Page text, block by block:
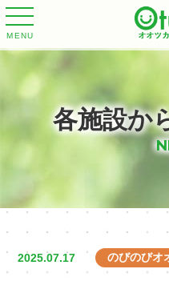
MENU
各施設か
2025.07.17 のびのびオ